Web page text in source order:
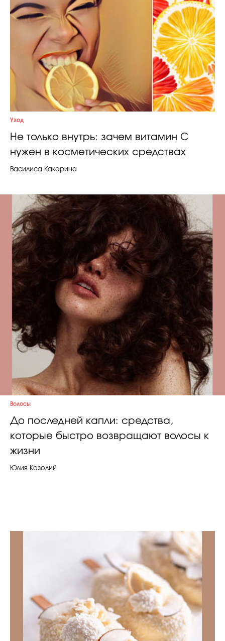
Уход
Не только внутрь: зачем витамин C
нужен в косметических средствах
Василиса Какорина
Волосы
До последней капли: средства,
которые быстро возвращают волосы к
жизни
Юлия Козолий